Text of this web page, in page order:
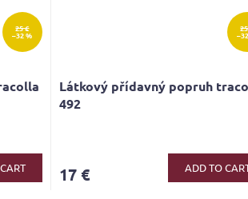
25 €
–32 %
Látkový přídavný popruh
492
17 € ADD TO